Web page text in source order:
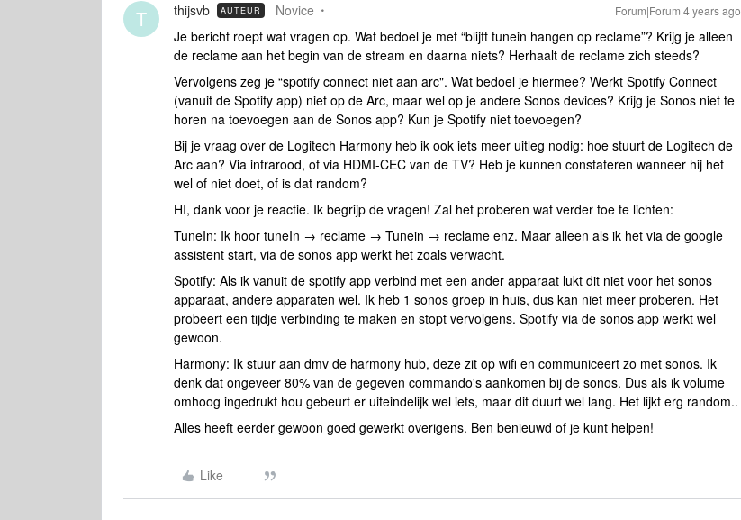
T thijsvb AUTEUR Novice Forum|Forum|4 years ago
Je bericht roept wat vragen op. Wat bedoel je met “blijft tunein hangen op reclame”? Krijg je alleen
de reclame aan het begin van de stream en daarna niets? Herhaalt de reclame zich steeds?
Vervolgens zeg je “spotify connect niet aan arc". Wat bedoel je hiermee? Werkt Spotify Connect
(vanuit de Spotify app) niet op de Arc, maar wel op je andere Sonos devices? Krijg je Sonos niet te
horen na toevoegen aan de Sonos app? Kun je Spotify niet toevoegen?
Bij je vraag over de Logitech Harmony heb ik ook iets meer uitleg nodig: hoe stuurt de Logitech de
Arc aan? Via infrarood, of via HDMI-CEC van de TV? Heb je kunnen constateren wanneer hij het
wel of niet doet, of is dat random?
HI, dank voor je reactie. Ik begrijp de vragen! Zal het proberen wat verder toe te lichten:
TuneIn: Ik hoor tuneIn → reclame → Tunein → reclame enz. Maar alleen als ik het via de google
assistent start, via de sonos app werkt het zoals verwacht.
Spotify: Als ik vanuit de spotify app verbind met een ander apparaat lukt dit niet voor het sonos
apparaat, andere apparaten wel. Ik heb 1 sonos groep in huis, dus kan niet meer proberen. Het
probeert een tijdje verbinding te maken en stopt vervolgens. Spotify via de sonos app werkt wel
gewoon.
Harmony: Ik stuur aan dmv de harmony hub, deze zit op wifi en communiceert zo met sonos. Ik
denk dat ongeveer 80% van de gegeven commando's aankomen bij de sonos. Dus als ik volume
omhoog ingedrukt hou gebeurt er uiteindelijk wel iets, maar dit duurt wel lang. Het lijkt erg random..
Alles heeft eerder gewoon goed gewerkt overigens. Ben benieuwd of je kunt helpen!
Like